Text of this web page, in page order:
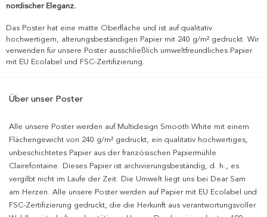
nordischer Eleganz.
Das Poster hat eine matte Oberfläche und ist auf qualitativ
hochwertigem, alterungsbeständigen Papier mit 240 g/m² gedruckt. Wir
verwenden für unsere Poster ausschließlich umweltfreundliches Papier
mit EU Ecolabel und FSC-Zertifizierung.
Über unser Poster
Alle unsere Poster werden auf Multidesign Smooth White mit einem
Flächengewicht von 240 g/m² gedruckt, ein qualitativ hochwertiges,
unbeschichtetes Papier aus der französischen Papiermühle
Clairefontaine. Dieses Papier ist archivierungsbeständig, d. h., es
vergilbt nicht im Laufe der Zeit. Die Umwelt liegt uns bei Dear Sam
am Herzen. Alle unsere Poster werden auf Papier mit EU Ecolabel und
FSC-Zertifizierung gedruckt, die die Herkunft aus verantwortungsvoller